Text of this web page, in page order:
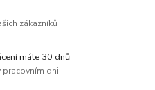
zákazníků
máte 30 dnů
pracovním dni